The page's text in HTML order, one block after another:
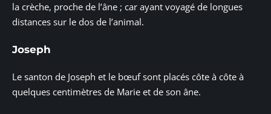
la crèche, proche de l’âne ; car ayant voyagé de longues
distances sur le dos de l’animal.
Joseph
Le santon de Joseph et le bœuf sont placés côte à côte à
quelques centimètres de Marie et de son âne.